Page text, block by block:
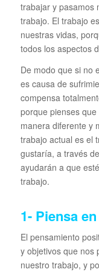
trabajar y pasamos
trabajo. El trabajo
nuestras vidas,
todos los aspectos
De modo que si no
es causa de
compensa
porque pienses
manera diferente y
trabajo actual es el
gustaría, a través
ayudarán a que
trabajo.
1- Piensa
El pensamiento
y objetivos que nos
nuestro trabajo, y